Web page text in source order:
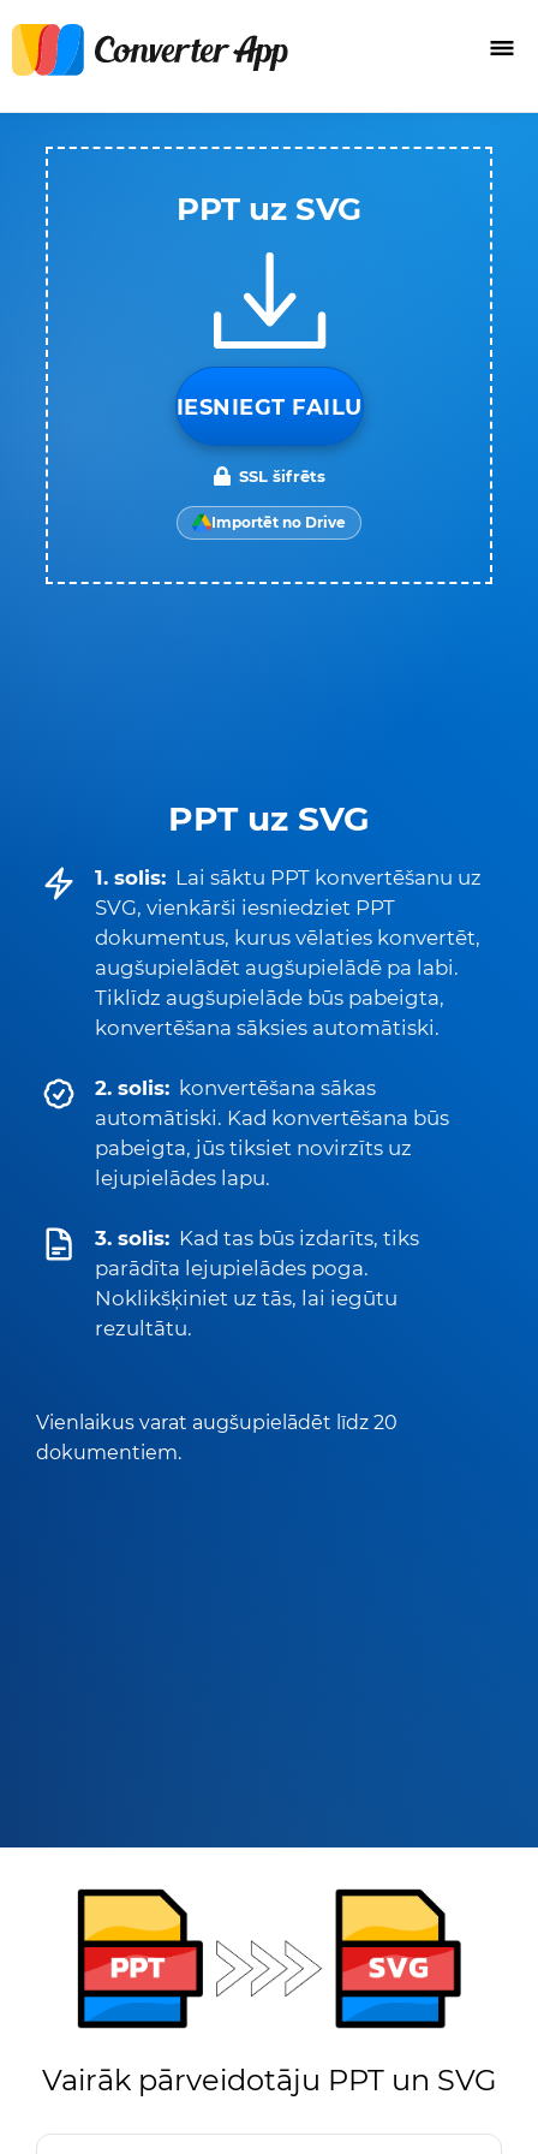
PPT uz SVG
1. solis: Lai sāktu PPT konvertēšanu uz
SVG, vienkārši iesniedziet PPT
dokumentus, kurus vēlaties konvertēt,
augšupielādēt augšupielādē pa labi.
Tiklīdz augšupielāde būs pabeigta,
konvertēšana sāksies automātiski.
2. solis: konvertēšana sākas
automātiski. Kad konvertēšana būs
pabeigta, jūs tiksiet novirzīts uz
lejupielādes lapu.
3. solis: Kad tas būs izdarīts, tiks
parādīta lejupielādes poga.
Noklikšķiniet uz tās, lai iegūtu
rezultātu.
Vienlaikus varat augšupielādēt līdz 20
dokumentiem.
PPT uz SVG
IESNIEGT FAILU
SSL šifrēts
Importēt no Drive
Vairāk pārveidotāju PPT un SVG